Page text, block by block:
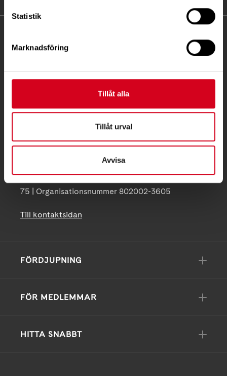
Statistik
Marknadsföring
Tillåt alla
Tillåt urval
Avvisa
Ågatan 12 C, 172 62 Sundbyberg
Postadress:
171 04 Solna
PG 90 10 07-5 | BG 901-0075 | Swishgåva 90 100
75 | Organisationsnummer 802002-3605
Till kontaktsidan
FÖRDJUPNING
FÖR MEDLEMMAR
HITTA SNABBT